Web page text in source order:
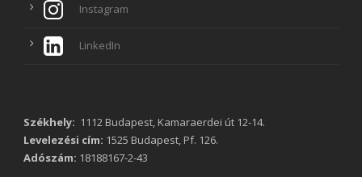
Instagram
LinkedIn
Székhely: 1112 Budapest, Kamaraerdei út 12-14.
Levelezési cím: 1525 Budapest, Pf. 126.
Adószám: 18188167-2-43